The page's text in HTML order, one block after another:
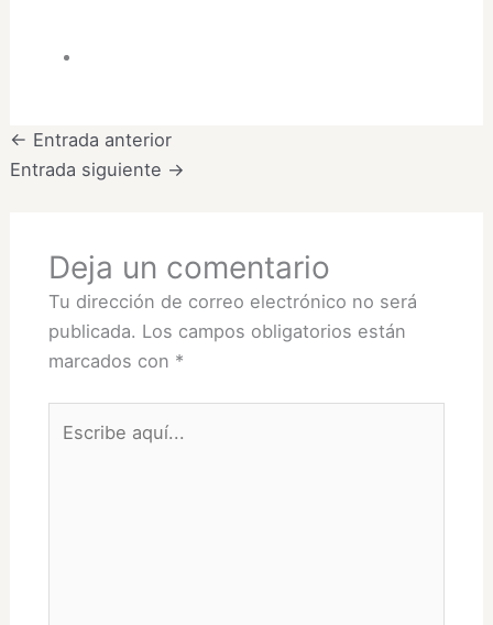
← Entrada anterior
Entrada siguiente →
Deja un comentario
Tu dirección de correo electrónico no será
publicada. Los campos obligatorios están
marcados con *
aquí...